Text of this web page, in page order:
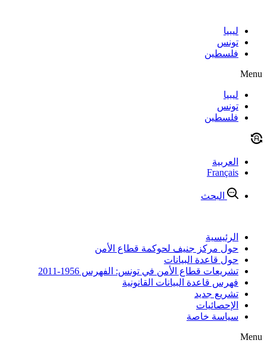
contentليبيا
تونس
فلسطين
Menu
ليبيا
تونس
فلسطين
العربية
Français
البحث
الرئيسية
حول مركز جنيف لحوكمة قطاع الأمن
حول قاعدة البيانات
تشريعات قطاع الأمن في تونس: الفهرس 1956-2011
فهرس قاعدة البيانات القانونية
تشريع جديد
الإحصائيات
سياسة خاصة
Menu